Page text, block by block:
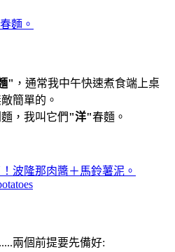
麵。
" ，通常我中午快速煮食端上桌
簡單的。
，我叫它們"洋"春麵。
波隆那肉醬＋馬鈴薯泥。
兩個前提要先備好: